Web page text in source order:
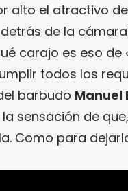
alto el atractivo
de la
carajo es eso de
todos los
barbudo Manuel
la sensación de
Como para